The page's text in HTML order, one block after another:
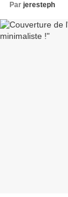
Par jeresteph